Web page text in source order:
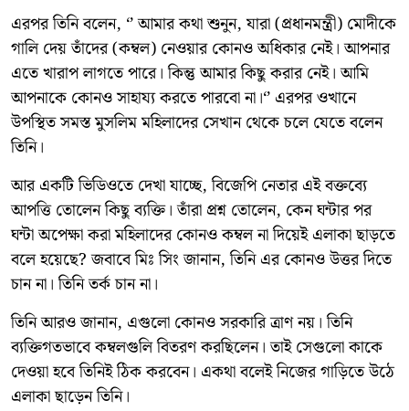
এরপর তিনি বলেন, ‘’ আমার কথা শুনুন, যারা (প্রধানমন্ত্রী) মোদীকে
গালি দেয় তাঁদের (কম্বল) নেওয়ার কোনও অধিকার নেই। আপনার
এতে খারাপ লাগতে পারে। কিন্তু আমার কিছু করার নেই। আমি
আপনাকে কোনও সাহায্য করতে পারবো না।‘’ এরপর ওখানে
উপস্থিত সমস্ত মুসলিম মহিলাদের সেখান থেকে চলে যেতে বলেন
তিনি।
আর একটি ভিডিওতে দেখা যাচ্ছে, বিজেপি নেতার এই বক্তব্যে
আপত্তি তোলেন কিছু ব্যক্তি। তাঁরা প্রশ্ন তোলেন, কেন ঘন্টার পর
ঘন্টা অপেক্ষা করা মহিলাদের কোনও কম্বল না দিয়েই এলাকা ছাড়তে
বলে হয়েছে? জবাবে মিঃ সিং জানান, তিনি এর কোনও উত্তর দিতে
চান না। তিনি তর্ক চান না।
তিনি আরও জানান, এগুলো কোনও সরকারি ত্রাণ নয়। তিনি
ব্যক্তিগতভাবে কম্বলগুলি বিতরণ করছিলেন। তাই সেগুলো কাকে
দেওয়া হবে তিনিই ঠিক করবেন। একথা বলেই নিজের গাড়িতে উঠে
এলাকা ছাড়েন তিনি।